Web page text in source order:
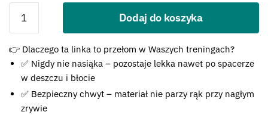
Dodaj do koszyka
Błąd:Brak formularza kontaktowego.
👉 Dlaczego ta linka to przełom w Waszych treningach?
✅ Nigdy nie nasiąka – pozostaje lekka nawet po spacerze
w deszczu i błocie
✅ Bezpieczny chwyt – materiał nie parzy rąk przy nagłym
zrywie